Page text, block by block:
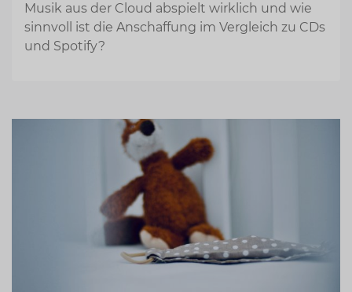
Musik aus der Cloud abspielt wirklich und wie
sinnvoll ist die Anschaffung im Vergleich zu CDs
und Spotify?